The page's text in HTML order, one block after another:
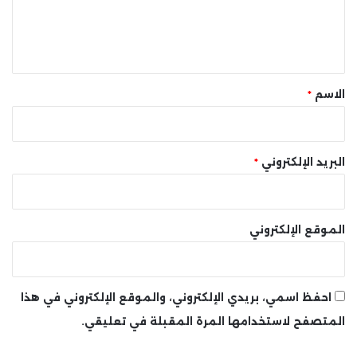
* الاسم *
البريد الإلكتروني *
الموقع الإلكتروني
احفظ اسمي، بريدي الإلكتروني، والموقع الإلكتروني في هذا
المتصفح لاستخدامها المرة المقبلة في تعليقي.